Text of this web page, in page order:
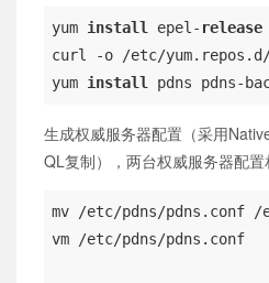
yum install epel- release
curl -o /etc/yum.repos.d/
yum install pdns pdns-
生成权威服务器配置（采用
QL复制），两台权威服务器配置
mv /etc/pdns/pdns.conf /
vm /etc/pdns/pdns.conf